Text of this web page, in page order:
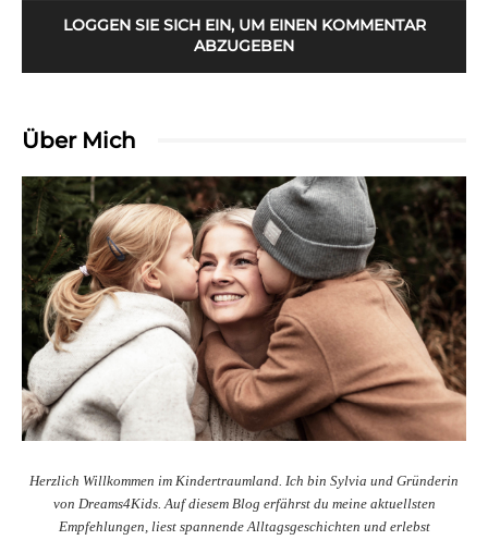
LOGGEN SIE SICH EIN, UM EINEN KOMMENTAR
ABZUGEBEN
Über Mich
Herzlich Willkommen im Kindertraumland. Ich bin Sylvia und Gründerin
von Dreams4Kids. Auf diesem Blog erfährst du meine aktuellsten
Empfehlungen, liest spannende Alltagsgeschichten und erlebst